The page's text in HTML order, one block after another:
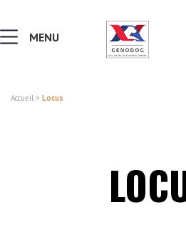
RECHERCHER
MENU
Accueil > Locus